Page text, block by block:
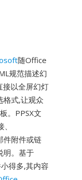
随Office
规范描述幻
接以全屏幻灯
格式,让观众
。PPSX文
件附件或链
明。基于
得多,其内容